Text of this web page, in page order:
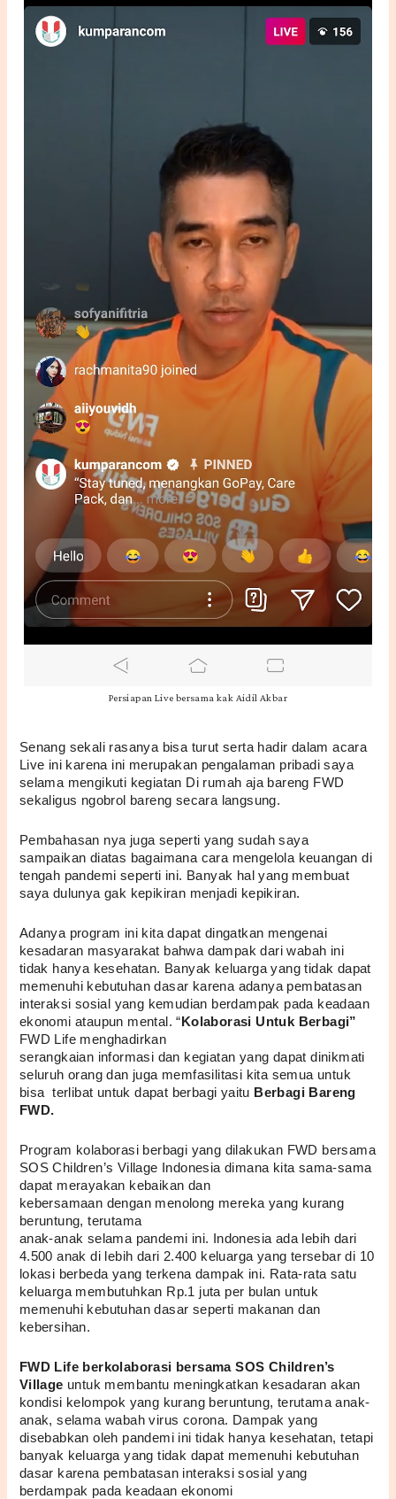
Persiapan Live bersama kak Aidil Akbar
Senang sekali rasanya bisa turut serta hadir dalam acara
Live ini karena ini merupakan pengalaman pribadi saya
selama mengikuti kegiatan Di rumah aja bareng FWD
sekaligus ngobrol bareng secara langsung.
Pembahasan nya juga seperti yang sudah saya
sampaikan diatas bagaimana cara mengelola keuangan di
tengah pandemi seperti ini. Banyak hal yang membuat
saya dulunya gak kepikiran menjadi kepikiran.
Adanya program ini kita dapat dingatkan mengenai
kesadaran masyarakat bahwa dampak dari wabah ini
tidak hanya kesehatan. Banyak keluarga yang tidak dapat
memenuhi kebutuhan dasar karena adanya pembatasan
interaksi sosial yang kemudian berdampak pada keadaan
ekonomi ataupun mental. “ Kolaborasi Untuk Berbagi”
FWD Life menghadirkan
serangkaian informasi dan kegiatan yang dapat dinikmati
seluruh orang dan juga memfasilitasi kita semua untuk
bisa  terlibat untuk dapat berbagi yaitu Berbagi Bareng
FWD.
Program kolaborasi berbagi yang dilakukan FWD bersama
SOS Children’s Village Indonesia dimana kita sama-sama
dapat merayakan kebaikan dan
kebersamaan dengan menolong mereka yang kurang
beruntung, terutama
anak-anak selama pandemi ini. Indonesia ada lebih dari
4.500 anak di lebih dari 2.400 keluarga yang tersebar di 10
lokasi berbeda yang terkena dampak ini. Rata-rata satu
keluarga membutuhkan Rp.1 juta per bulan untuk
memenuhi kebutuhan dasar seperti makanan dan
kebersihan.
FWD Life berkolaborasi bersama SOS Children’s
Village untuk membantu meningkatkan kesadaran akan
kondisi kelompok yang kurang beruntung, terutama anak-
anak, selama wabah virus corona. Dampak yang
disebabkan oleh pandemi ini tidak hanya kesehatan, tetapi
banyak keluarga yang tidak dapat memenuhi kebutuhan
dasar karena pembatasan interaksi sosial yang
berdampak pada keadaan ekonomi